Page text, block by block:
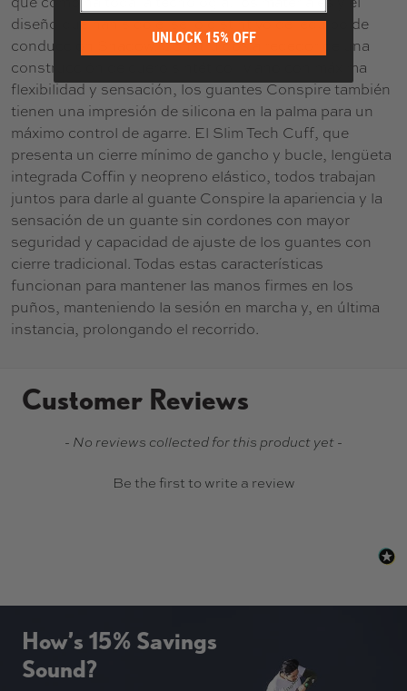
diseño que han sido el sello distintivo del equipo de
conducción Shadow. Construidos alrededor de una
construcción de cuero sintético liviano con máxima
flexibilidad y sensación, los guantes Conspire también
tienen una impresión de silicona en la palma para un
máximo control de agarre. El Slim Tech Cuff, que
presenta un cierre mínimo de gancho y bucle, lengüeta
integrada Coffin y neopreno elástico, todos trabajan
juntos para darle al guante Conspire la apariencia y la
sensación de un guante sin cordones con mayor
seguridad y capacidad de ajuste de los guantes con
cierre tradicional. Todas estas características
funcionan para mantener las manos firmes en los
puños, manteniendo la sesión en marcha y, en última
instancia, prolongando el recorrido.
Customer Reviews
- No reviews collected for this product yet -
Be the first to write a review
New content loaded
How’s 15% Savings
Sound?
UNLOCK 15% OFF